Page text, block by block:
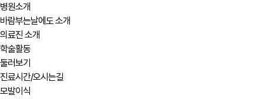
병원소개
바람부는날에도 소개
의료진 소개
학술활동
둘러보기
진료시간/오시는길
모발이식